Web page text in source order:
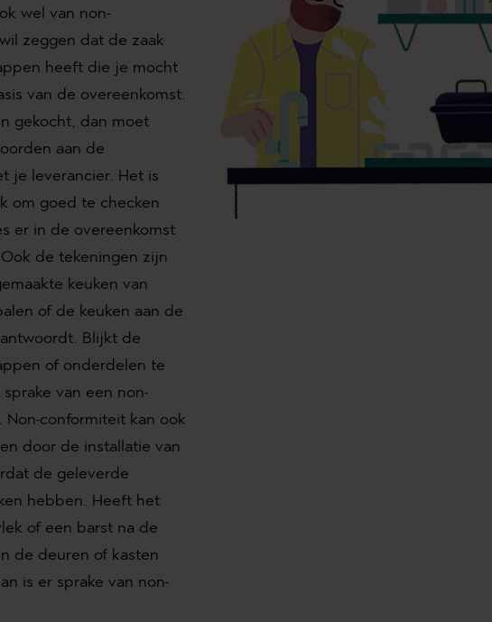
wel van non-
zeggen dat de zaak
heeft die je mocht
van de overeenkomst.
gekocht, dan moet
aan de
je leverancier. Het is
om goed te checken
er in de overeenkomst
de tekeningen zijn
keuken van
of de keuken aan de
Blijkt de
of onderdelen te
sprake van een non-
Non-conformiteit kan ook
door de installatie van
de geleverde
hebben. Heeft het
of een barst na de
de deuren of kasten
is er sprake van non-